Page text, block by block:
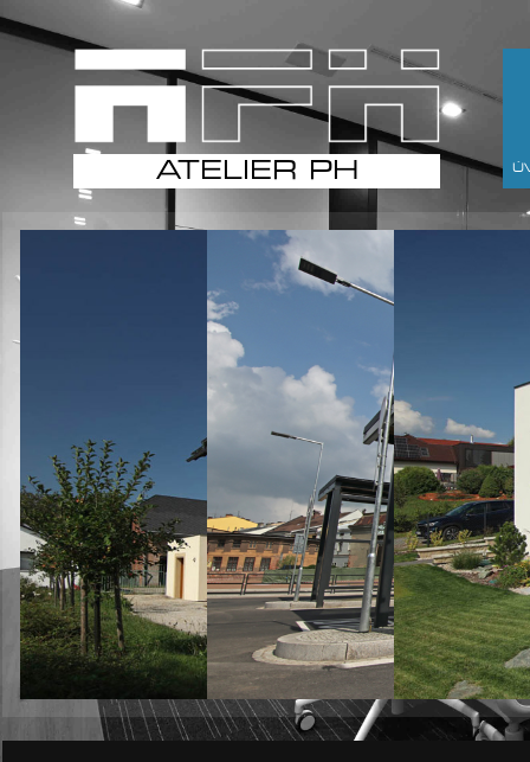
ATELIER PH